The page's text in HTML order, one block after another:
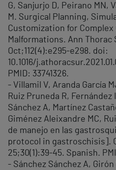
G, Sanjurjo D, Peirano MN,
M. Surgical Planning,
Customization for Complex
Malformations. Ann Thorac
Oct;112(4):e295-e298. doi:
10.1016/
PMID: 33741326.
- Villamil V, Aranda García
Ruiz Pruneda R,
Sánchez A, Martínez
Giménez Aleixandre MC,
de manejo en las
protocol in gastroschisis].
25;30(1):39-45. Spanish.
- Sánchez Sánchez A,